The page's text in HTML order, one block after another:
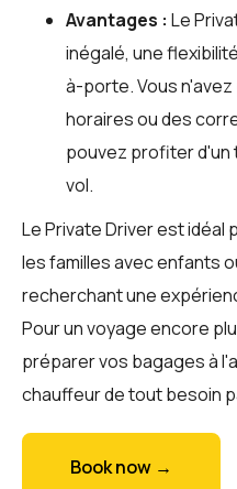
Avantages : Le
inégalé, une
à-porte. Vous
horaires ou des
pouvez profiter d'un
vol.
Le Private Driver est idéal
les familles avec enfants
recherchant une
Pour un voyage encore
préparer vos bagages à
chauffeur de tout besoin
Book now →